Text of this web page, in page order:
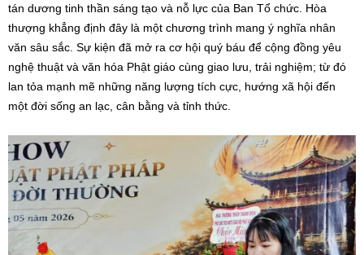
tán dương tinh thần sáng tạo và nỗ lực của Ban Tổ chức. Hòa
thượng khẳng định đây là một chương trình mang ý nghĩa nhân
văn sâu sắc. Sự kiện đã mở ra cơ hội quý báu để cộng đồng yêu
nghệ thuật và văn hóa Phật giáo cùng giao lưu, trải nghiệm; từ đó
lan tỏa mạnh mẽ những năng lượng tích cực, hướng xã hội đến
một đời sống an lạc, cân bằng và tỉnh thức.